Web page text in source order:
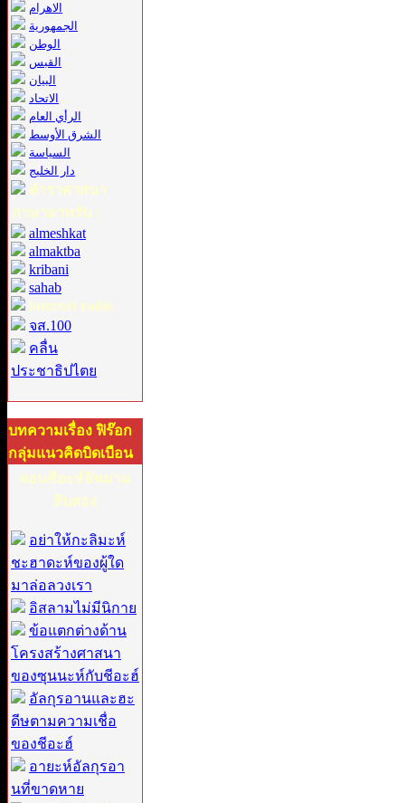
الاهرام
الجمهورية
الوطن
القبس
البيان
الاتحاد
الرأي العام
الشرق الأوسط
السياسة
دار الخليج
ตำราศาสนา
ภาษาอาหรับ :
almeshkat
almaktba
kribani
sahab
internet radio
จส.100
คลื่น
ประชาธิปไตย
บทความเรื่อง ฟิร๊อก
กลุ่มแนวคิดบิดเบือน
ตอนชีอะห์อิหม่าม
สิบสอง
อย่าให้กะลิมะห์
ชะฮาดะห์ของผู้ใด
มาล่อลวงเรา
อิสลามไม่มีนิกาย
ข้อแตกต่างด้าน
โครงสร้างศาสนา
ของซุนนะห์กับชีอะฮ์
อัลกุรอานและฮะ
ดีษตามความเชื่อ
ของชีอะฮ์
อายะห์อัลกุรอา
นที่ขาดหาย